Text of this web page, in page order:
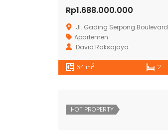
Rp1.688.000.000
Jl. Gading Serpong Boulevard
Apartemen
David Raksajaya
64 m2 2
HOT PROPERTY